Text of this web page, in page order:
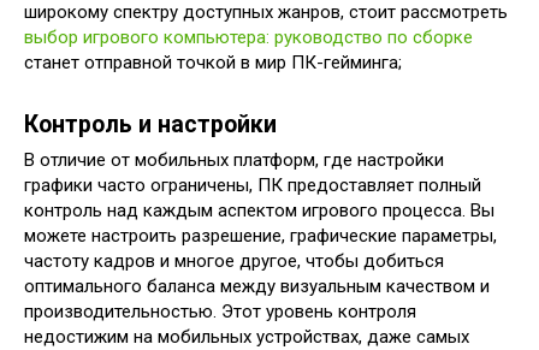
широкому спектру доступных жанров, стоит рассмотреть
выбор игрового компьютера: руководство по сборке
станет отправной точкой в мир ПК-гейминга;
Контроль и настройки
В отличие от мобильных платформ, где настройки
графики часто ограничены, ПК предоставляет полный
контроль над каждым аспектом игрового процесса. Вы
можете настроить разрешение, графические параметры,
частоту кадров и многое другое, чтобы добиться
оптимального баланса между визуальным качеством и
производительностью. Этот уровень контроля
недостижим на мобильных устройствах, даже самых